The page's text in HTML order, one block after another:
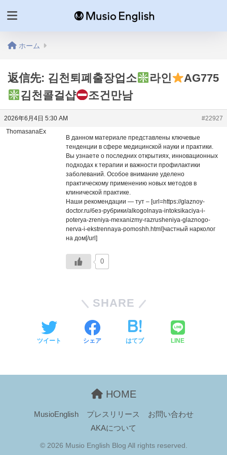
ホーム
返信先: 김천퇴폐출장업소 라인
AG775
김천콜걸샵
조건만남
2026年6月4日 5:30 AM
#22927
ThomasanaEx
В данном материале представлены ключевые
тенденции в сфере медицинской науки и практики.
Вы узнаете о последних открытиях, инновационных
подходах к терапии и важности профилактики
заболеваний. Особое внимание уделено
практическому применению новых методов в
клинической практике.
Наши рекомендации — тут – [url=https://glaznoy-
doctor.ru/без-рубрики/alkogolnaya-intoksikaciya-i-
poterya-zreniya-mexanizmy-razrusheniya-glaznogo-
nerva-i-ekstrennaya-pomoshh.html]частный нарколог
на дом[/url]
0
SHARE
ツイート シェア はてブ LINE
HOME
MusioEnglish プレスリリース
お問い合わせ
AKAについて
© 2026 Musio English Blog All rights reserved.